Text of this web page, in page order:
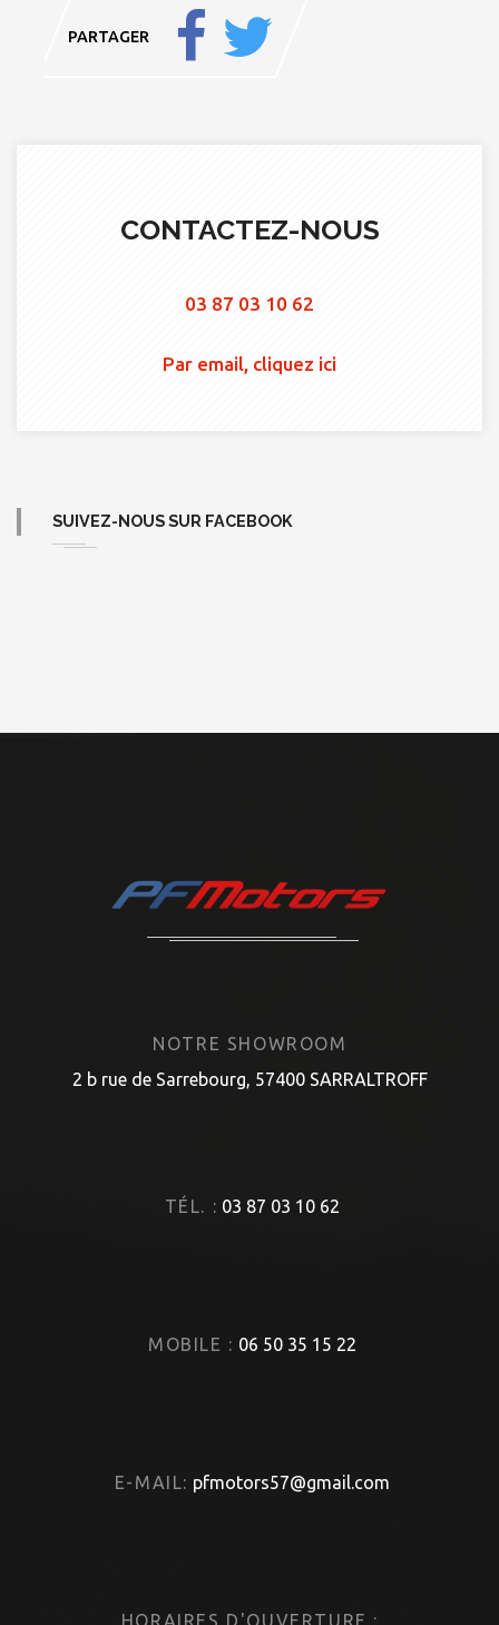
PARTAGER
CONTACTEZ-NOUS
03 87 03 10 62
Par email, cliquez ici
SUIVEZ-NOUS SUR FACEBOOK
NOTRE SHOWROOM
2 b rue de Sarrebourg, 57400 SARRALTROFF
TÉL. : 03 87 03 10 62
MOBILE : 06 50 35 15 22
E-MAIL: pfmotors57@gmail.com
HORAIRES D'OUVERTURE :